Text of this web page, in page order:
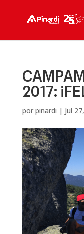
2017:
por pinardi | Jul